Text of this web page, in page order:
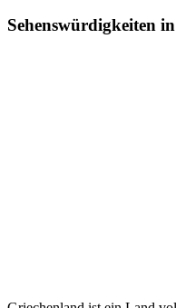
Sehenswürdigkeiten